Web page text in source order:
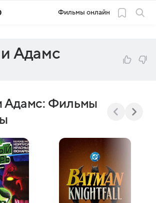
Фильмы онлайн
Адамс
Фильмы